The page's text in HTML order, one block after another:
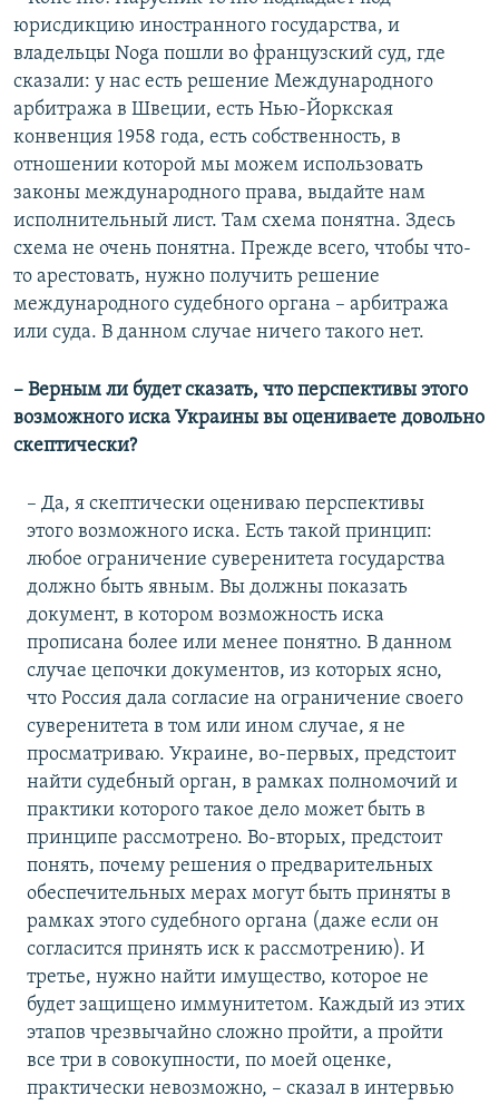
юрисдикцию иностранного государства, и
владельцы Noga пошли во французский суд, где
сказали: у нас есть решение Международного
арбитража в Швеции, есть Нью-Йоркская
конвенция 1958 года, есть собственность, в
отношении которой мы можем использовать
законы международного права, выдайте нам
исполнительный лист. Там схема понятна. Здесь
схема не очень понятна. Прежде всего, чтобы что-
то арестовать, нужно получить решение
международного судебного органа – арбитража
или суда. В данном случае ничего такого нет.
– Верным ли будет сказать, что перспективы этого
возможного иска Украины вы оцениваете довольно
скептически?
– Да, я скептически оцениваю перспективы
этого возможного иска. Есть такой принцип:
любое ограничение суверенитета государства
должно быть явным. Вы должны показать
документ, в котором возможность иска
прописана более или менее понятно. В данном
случае цепочки документов, из которых ясно,
что Россия дала согласие на ограничение своего
суверенитета в том или ином случае, я не
просматриваю. Украине, во-первых, предстоит
найти судебный орган, в рамках полномочий и
практики которого такое дело может быть в
принципе рассмотрено. Во-вторых, предстоит
понять, почему решения о предварительных
обеспечительных мерах могут быть приняты в
рамках этого судебного органа (даже если он
согласится принять иск к рассмотрению). И
третье, нужно найти имущество, которое не
будет защищено иммунитетом. Каждый из этих
этапов чрезвычайно сложно пройти, а пройти
все три в совокупности, по моей оценке,
практически невозможно, – сказал в интервью